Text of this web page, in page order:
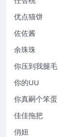
优点猫饼
佐佐酱
余珠珠
你压到我腿毛
你的UU
你真嗣个笨蛋
佳佳拖把
俏妞